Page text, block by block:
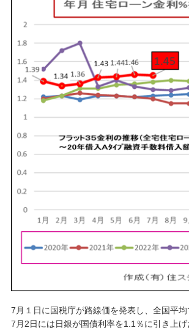
7月１日に国税庁が路線価を発表し、全国平均
7月2日には日銀が国債利率を1.1％に引き上